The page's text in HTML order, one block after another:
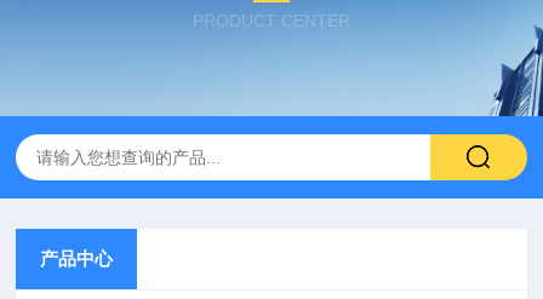
PRODUCT CENTER
产品中心